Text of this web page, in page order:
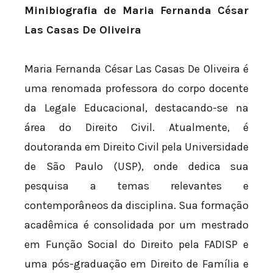
Minibiografia de Maria Fernanda César
Las Casas De Oliveira
Maria Fernanda César Las Casas De Oliveira é
uma renomada professora do corpo docente
da Legale Educacional, destacando-se na
área do Direito Civil. Atualmente, é
doutoranda em Direito Civil pela Universidade
de São Paulo (USP), onde dedica sua
pesquisa a temas relevantes e
contemporâneos da disciplina. Sua formação
acadêmica é consolidada por um mestrado
em Função Social do Direito pela FADISP e
uma pós-graduação em Direito de Família e